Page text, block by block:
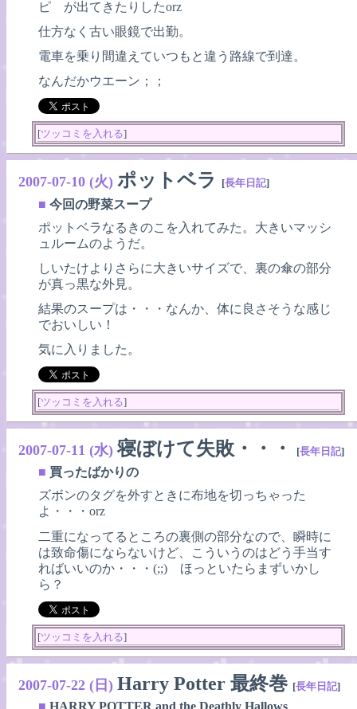
ピ が出てきたりしたorz
仕方なく古い眼鏡で出勤。
電車を乗り間違えていつもと違う路線で到達。
なんだかウエーン；；
[ツッコミを入れる]
2007-07-10 (火) ポットベラ [長年日記]
■ 今回の野菜スープ
ポットベラなるきのこを入れてみた。大きいマッシ
ュルームのようだ。
しいたけよりさらに大きいサイズで、裏の傘の部分
が真っ黒な外見。
結果のスープは・・・なんか、体に良さそうな感じ
でおいしい！
気に入りました。
[ツッコミを入れる]
2007-07-11 (水) 寝ぼけて失敗・・・ [長年日記]
■ 買ったばかりの
ズボンのタグを外すときに布地を切っちゃった
よ・・・orz
二重になってるところの裏側の部分なので、瞬時に
は致命傷にならないけど、こういうのはどう手当す
ればいいのか・・・(;;) ほっといたらまずいかし
ら？
[ツッコミを入れる]
2007-07-22 (日) Harry Potter 最終巻 [長年日記]
■ HARRY POTTER and the Deathly Hallows